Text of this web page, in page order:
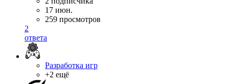
17 июн.
259 просмотров
2
ответа
Разработка игр
+2 ещё